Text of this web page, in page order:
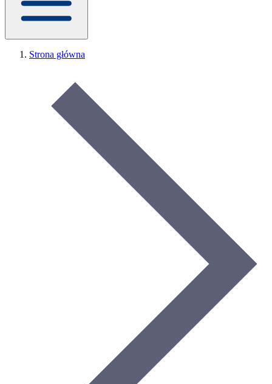
Strona główna